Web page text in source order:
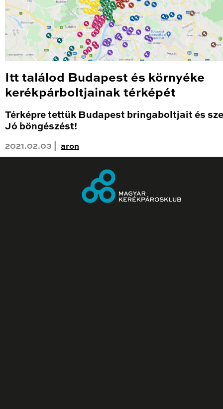
Itt találod Budapest és környéke
kerékpárboltjainak térképét
Térképre tettük Budapest bringaboltjait és
Jó böngészést!
2021.02.03 | aron